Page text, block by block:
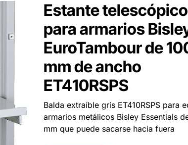
Estante telescópico
para armarios
EuroTambour de
mm de ancho
ET410RSPS
Balda extraíble gris ET410RSPS para
armarios metálicos Bisley Essentials
mm que puede sacarse hacia fuera